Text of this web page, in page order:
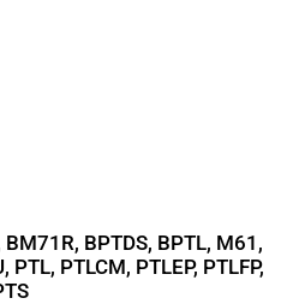
BPTDS, BPTL, M61,
PTL, PTLCM, PTLEP, PTLFP,